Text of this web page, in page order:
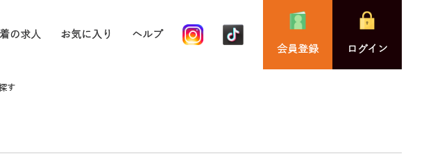
の求人 お気に入り
ヘルプ
会員登録
ログイン
す